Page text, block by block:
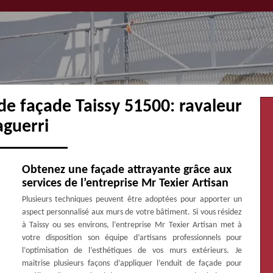
façade Taissy 51500: ravaleur
Obtenez une façade attrayante grâce aux
services de l’entreprise Mr Texier Artisan
Plusieurs techniques peuvent être adoptées pour apporter un
aspect personnalisé aux murs de votre bâtiment. Si vous résidez
à Taissy ou ses environs, l’entreprise Mr Texier Artisan met à
votre disposition son équipe d’artisans professionnels pour
l’optimisation de l’esthétiques de vos murs extérieurs. Je
maitrise plusieurs façons d’appliquer l’enduit de façade pour